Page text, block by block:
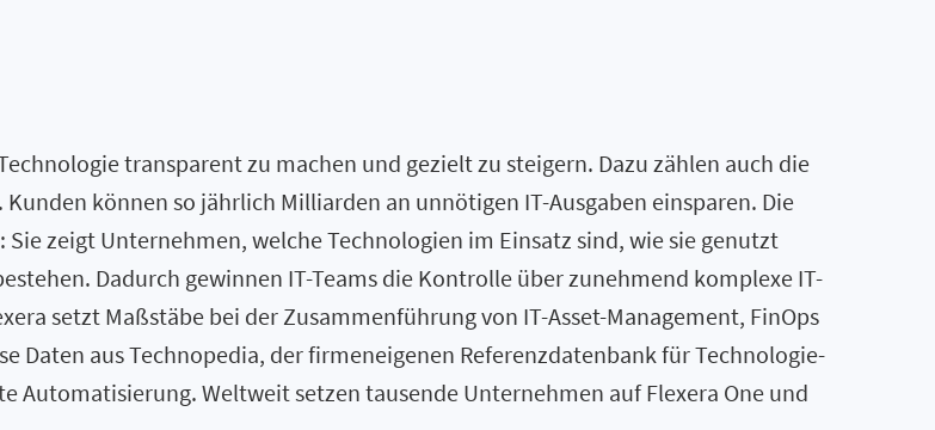
transparent zu machen und gezielt zu steigern. Dazu zählen auch die
können so jährlich Milliarden an unnötigen IT-Ausgaben einsparen. Die
zeigt Unternehmen, welche Technologien im Einsatz sind, wie sie genutzt
Dadurch gewinnen IT-Teams die Kontrolle über zunehmend komplexe IT-
setzt Maßstäbe bei der Zusammenführung von IT-Asset-Management, FinOps
Daten aus Technopedia, der firmeneigenen Referenzdatenbank für Technologie-
Automatisierung. Weltweit setzen tausende Unternehmen auf Flexera One und